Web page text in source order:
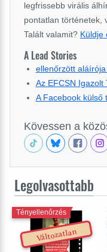
legfrissebb virális
pontatlan történetek,
Talált valamit? Küldje
A Lead Stories
ellenőrzött
Az EFCSN Igazolt
A Facebook külső
Kövessen a
Legolvasottabb
Változatlan
Tényellenőrzés